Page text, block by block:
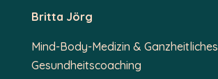
Britta Jörg
Mind-Body-Medizin & Ganzheitliches
Gesundheitscoaching